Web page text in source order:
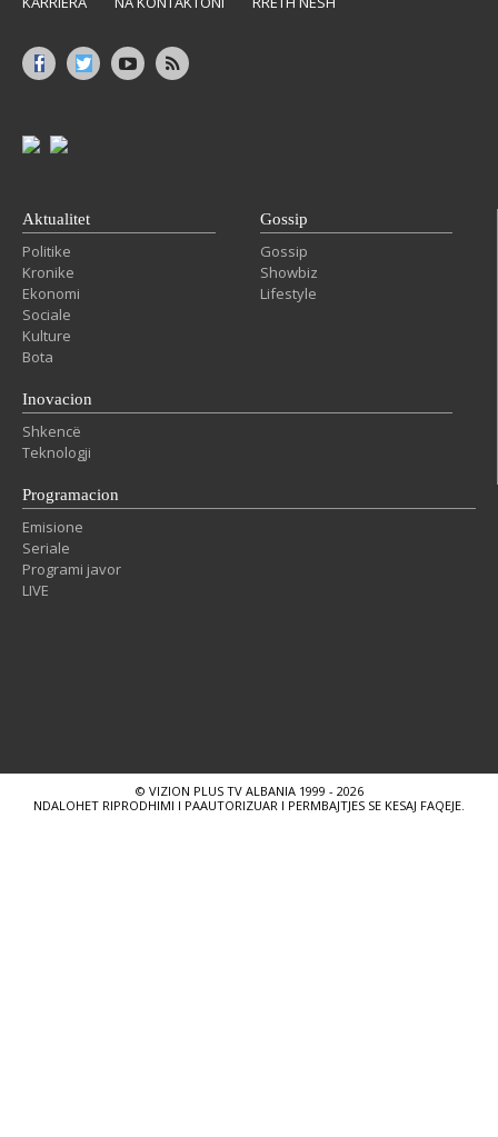
Aktualitet
Politike
Kronike
Ekonomi
Sociale
Kulture
Bota
Gossip
Gossip
Showbiz
Lifestyle
Inovacion
Shkencë
Teknologji
Programacion
Emisione
Seriale
Programi javor
LIVE
© VIZION PLUS TV ALBANIA 1999 - 2026
NDALOHET RIPRODHIMI I PAAUTORIZUAR I PERMBAJTJES SE KESAJ FAQEJE.